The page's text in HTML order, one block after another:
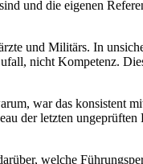
und die eigenen
und Militärs. In
nicht Kompetenz.
war das konsistent
der letzten
welche